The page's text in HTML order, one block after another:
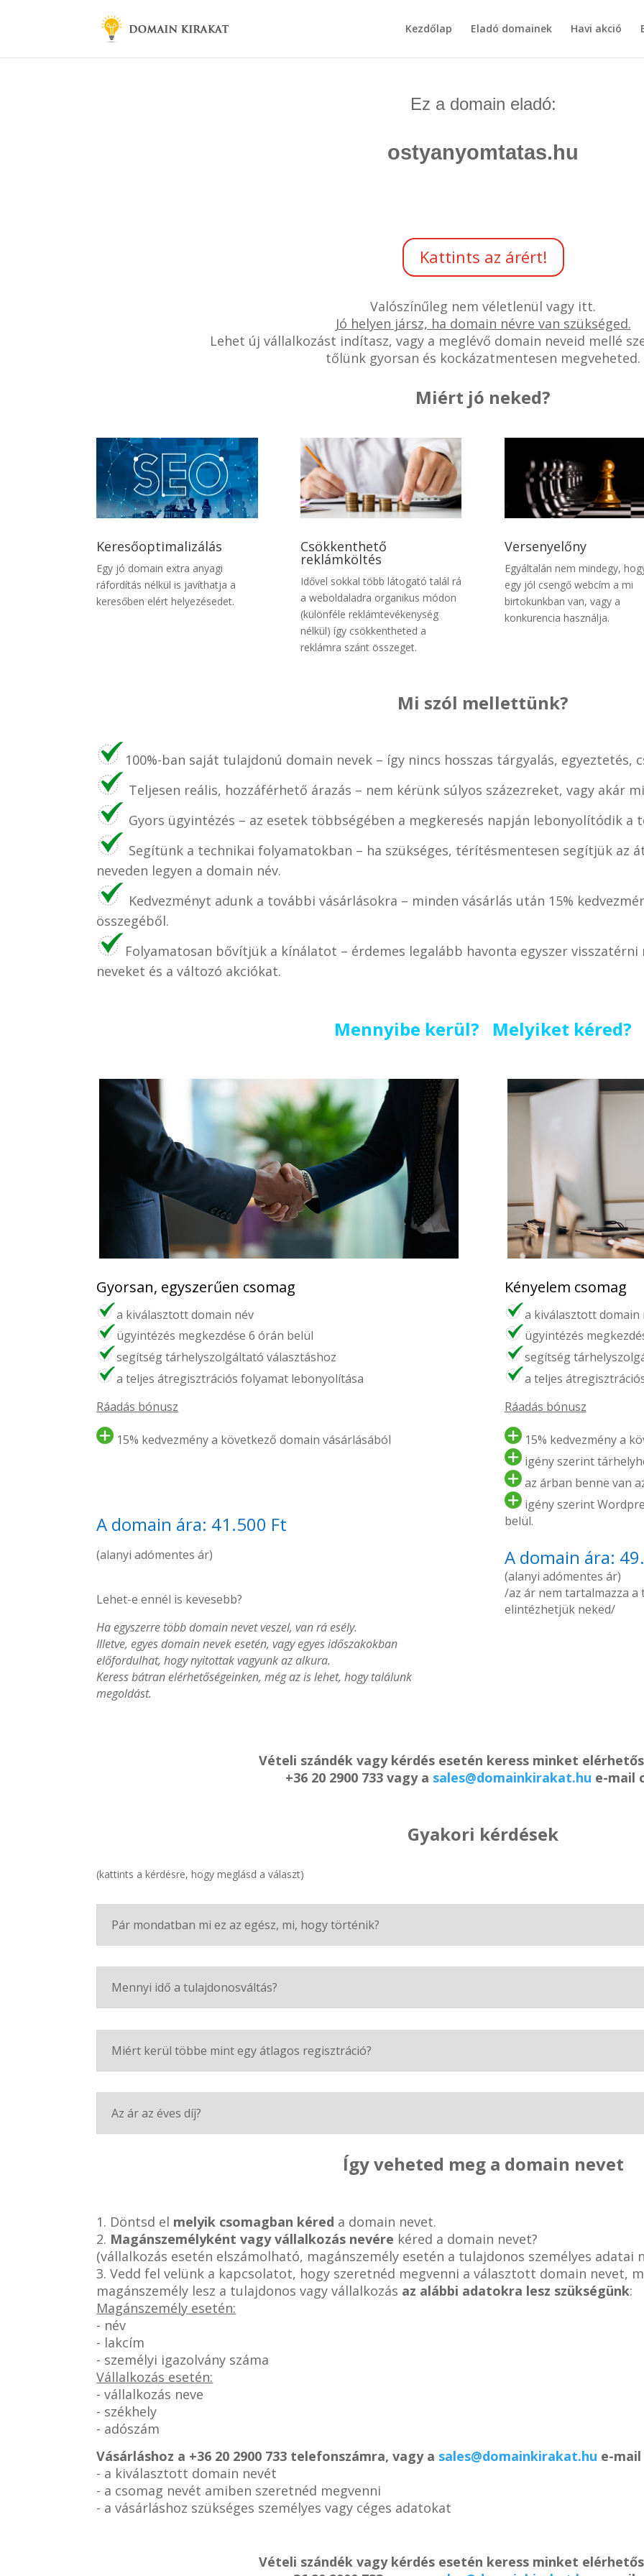
Kezdőlap Eladó domainek Havi akció
Ez a domain eladó:
ostyanyomtatas.hu
Kattints az árért!
Valószínűleg nem véletlenül vagy itt.
Jó helyen jársz, ha domain névre van szükséged.
Lehet új vállalkozást indítasz, vagy a meglévő domain neveid mellé
tőlünk gyorsan és kockázatmentesen megveheted.
Miért jó neked?
Keresőoptimalizálás
Egy jó domain extra anyagi
ráfordítás nélkül is javíthatja a
keresőben elért helyezésedet.
Csökkenthető
reklámköltés
Idővel sokkal több látogató talál rá
a weboldaladra organikus módon
(különféle reklámtevékenység
nélkül) így csökkentheted a
reklámra szánt összeget.
Versenyelőny
Egyáltalán nem mindegy,
egy jól csengő webcím a mi
birtokunkban van, vagy a
konkurencia használja.
Mi szól mellettünk?
100%-ban saját tulajdonú domain nevek – így nincs hosszas tárgyalás, egyeztetés,
Teljesen reális, hozzáférhető árazás – nem kérünk súlyos százezreket, vagy akár
Gyors ügyintézés – az esetek többségében a megkeresés napján lebonyolítódik a
Segítünk a technikai folyamatokban – ha szükséges, térítésmentesen segítjük az
neveden legyen a domain név.
Kedvezményt adunk a további vásárlásokra – minden vásárlás után 15%
összegéből.
Folyamatosan bővítjük a kínálatot – érdemes legalább havonta egyszer
neveket és a változó akciókat.
Mennyibe kerül? Melyiket kéred?
Gyorsan, egyszerűen csomag
a kiválasztott domain név
ügyintézés megkezdése 6 órán belül
segítség tárhelyszolgáltató választáshoz
a teljes átregisztrációs folyamat lebonyolítása
Ráadás bónusz
15% kedvezmény a következő domain vásárlásából
A domain ára: 41.500 Ft
(alanyi adómentes ár)
Lehet-e ennél is kevesebb?
Ha egyszerre több domain nevet veszel, van rá esély.
Illetve, egyes domain nevek esetén, vagy egyes időszakokban
előfordulhat, hogy nyitottak vagyunk az alkura.
Keress bátran elérhetőségeinken, még az is lehet, hogy találunk
megoldást.
Kényelem csomag
a kiválasztott domain
ügyintézés
segítség
a teljes
Ráadás bónusz
15% kedvezmény a
igény szerint
az árban benne van
igény szerint
belül.
A domain ára:
(alanyi adómentes ár)
/az ár nem tartalmazza
elintézhetjük neked/
Vételi szándék vagy kérdés esetén keress minket
+36 20 2900 733 vagy a sales@domainkirakat.hu e-mail
Gyakori kérdések
(kattints a kérdésre, hogy meglásd a választ)
Pár mondatban mi ez az egész, mi, hogy történik?
Mennyi idő a tulajdonosváltás?
Miért kerül többe mint egy átlagos regisztráció?
Az ár az éves díj?
Így veheted meg a domain nevet
1. Döntsd el melyik csomagban kéred a domain nevet.
2. Magánszemélyként vagy vállalkozás nevére kéred a domain nevet?
(vállalkozás esetén elszámolható, magánszemély esetén a tulajdonos személyes adatai
3. Vedd fel velünk a kapcsolatot, hogy szeretnéd megvenni a választott domain nevet,
magánszemély lesz a tulajdonos vagy vállalkozás az alábbi adatokra lesz szükségünk:
Magánszemély esetén:
- név
- lakcím
- személyi igazolvány száma
Vállalkozás esetén:
- vállalkozás neve
- székhely
- adószám
Vásárláshoz a +36 20 2900 733 telefonszámra, vagy a sales@domainkirakat.hu e-
- a kiválasztott domain nevét
- a csomag nevét amiben szeretnéd megvenni
- a vásárláshoz szükséges személyes vagy céges adatokat
Vételi szándék vagy kérdés esetén keress minket